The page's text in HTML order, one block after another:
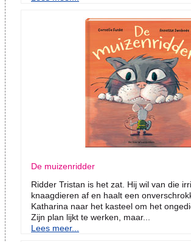
De muizenridder
Ridder Tristan is het zat. Hij wil van die
knaagdieren af en haalt een
Katharina naar het kasteel om het
Zijn plan lijkt te werken, maar...
Lees meer...